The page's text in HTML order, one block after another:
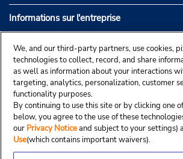
Informations sur l'entreprise
Partenaires de Budget
We, and our third-party partners, use cookies,
technologies to collect, record, and share
as well as information about your interactions
targeting, analytics, personalization, customer
functionality purposes.
By continuing to use this site or by clicking one
below, you agree to the use of these
our Privacy Noticeand subject to your settings)
Use(which contains important waivers).